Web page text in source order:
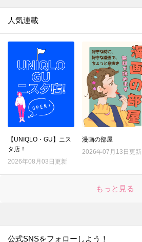
人気連載
【UNIQLO・GU】ニス
タ店！
2026年08月03日更新
漫画の部屋
2026年07月13日更新
もっと見る
公式SNSをフォローしよう！